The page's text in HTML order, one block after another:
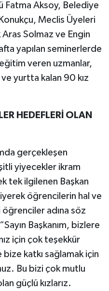
Fatma Aksoy, Belediye
Konukçu, Meclis Üyeleri
Solmaz ve Engin
yapılan seminerlerde
veren uzmanlar,
yurtta kalan 90 kız
HEDEFLERİ OLAN
gerçekleşen
yiyecekler ikram
tek ilgilenen Başkan
öğrencilerin hal ve
öğrenciler adına söz
Başkanım, bizlere
için çok teşekkür
katkı sağlamak için
Bu bizi çok mutlu
güçlü kızlarız.